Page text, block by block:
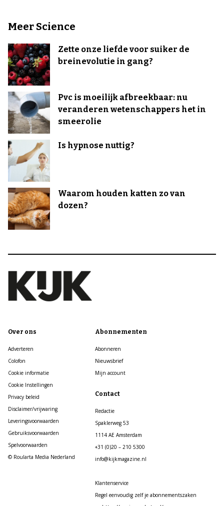
Meer Science
Zette onze liefde voor suiker de
breinevolutie in gang?
Pvc is moeilijk afbreekbaar: nu
veranderen wetenschappers het in
smeerolie
Is hypnose nuttig?
Waarom houden katten zo van
dozen?
Over ons
Adverteren
Colofon
Cookie informatie
Cookie Instellingen
Privacy beleid
Disclaimer/vrijwaring
Leveringsvoorwaarden
Gebruiksvoorwaarden
Spelvoorwaarden
© Roularta Media Nederland
Abonnementen
Abonneren
Nieuwsbrief
Mijn account
Contact
Redactie
Spaklerweg 53
1114 AE Amsterdam
+31 (0)20 – 210 5300
info@kijkmagazine.nl
Klantenservice
Regel eenvoudig zelf je abonnementszaken